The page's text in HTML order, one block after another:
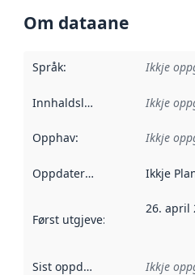
Om dataane
Språk: Ikkje
Innhaldsleverandørar :
Ikkje
Opphav: Ikkje
Oppdateringsfrekvens :
Ikkje
Først utgjeve: Denne
26. april
Sist oppdatert Ikkje